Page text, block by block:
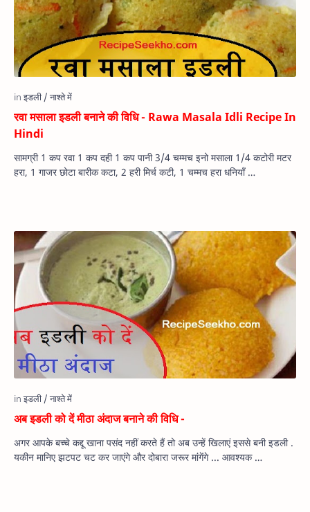
रवा मसाला इडली बनाने की विधि - Rawa Masala Idli Recipe In
Hindi
सामग्री 1 कप रवा 1 कप दही 1 कप पानी 3/4 चम्मच इनो मसाला 1/4 कटोरी मटर
हरा, 1 गाजर छोटा बारीक कटा, 2 हरी मिर्च कटी, 1 चम्मच हरा धनियाँ …
अब इडली को दें मीठा अंदाज बनाने की विधि -
अगर आपके बच्चे कद्दू खाना पसंद नहीं करते हैं तो अब उन्हें खिलाएं इससे बनी इडली .
यकीन मानिए झटपट चट कर जाएंगे और दोबारा जरूर मांगेंगे ... आवश्यक …